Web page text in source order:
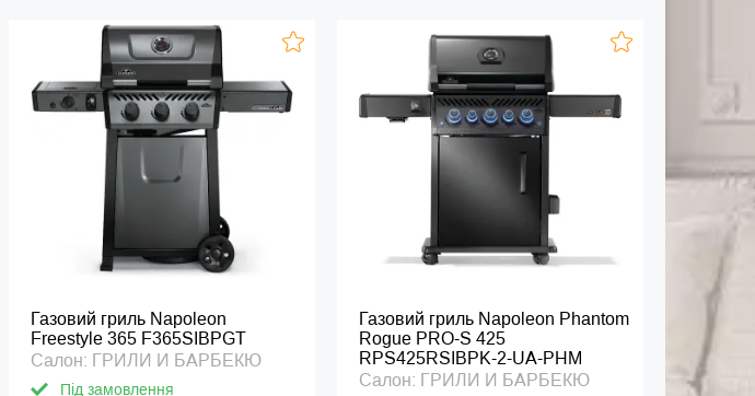
Газовий гриль Napoleon
Freestyle 365 F365SIBPGT
Салон: ГРИЛИ И БАРБЕКЮ
Під замовлення
Газовий гриль Napoleon Phantom
Rogue PRO-S 425
RPS425RSIBPK-2-UA-PHM
Салон: ГРИЛИ И БАРБЕКЮ